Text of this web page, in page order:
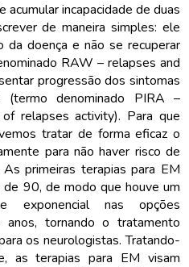
incapacidade de duas
de maneira simples: ele
da doença e não se recuperar
RAW – relapses and
progressão dos sintomas
(termo denominado PIRA –
relapses activity). Para que
tratar de forma eficaz o
para não haver risco de
As primeiras terapias para EM
de 90, de modo que houve um
exponencial nas opções
anos, tornando o tratamento
os neurologistas. Tratando-
as terapias para EM visam